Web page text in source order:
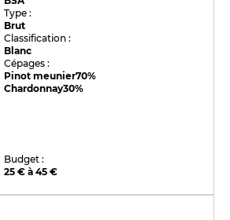
Type :
Brut
Classification :
Blanc
Cépages :
Pinot meunier70%
Chardonnay30%
Budget :
25 € à 45 €